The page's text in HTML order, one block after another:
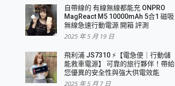
自帶線的 有線無線都能充 ONPRO
MagReact M5 10000mAh 5合1 磁吸
無線急速行動電源 開箱 評測
2025 年 5 月 19 日
飛利浦 JS7310 ⚡【電急便｜行動儲
能救車電源】 可靠的旅行夥伴！帶給
您優異的安全性與強大供電效能
2025 年 5 月 7 日